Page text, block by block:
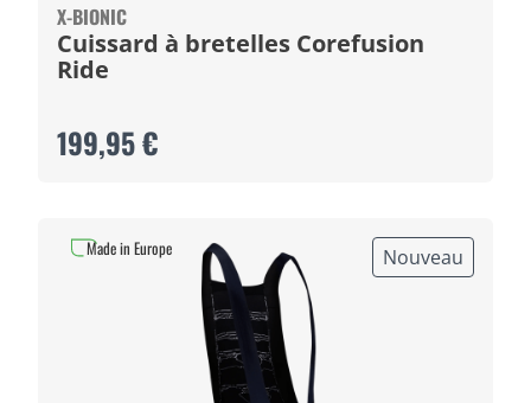
X-BIONIC
Cuissard à bretelles Corefusion
Ride
199,95 €
Nouveau
Made in Europe